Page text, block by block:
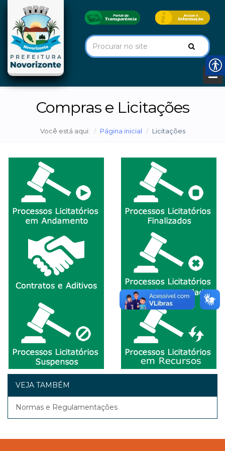
Compras e Licitações
Você está aqui: Página inicial Licitações
VEJA TAMBÉM
Normas e Regulamentações